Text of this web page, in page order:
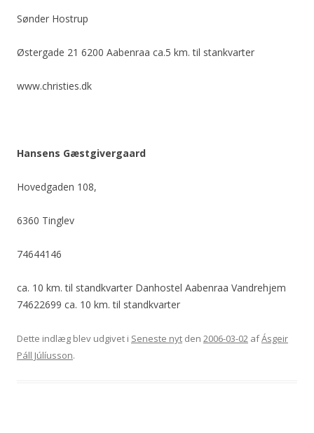
Sønder Hostrup
Østergade 21 6200 Aabenraa ca.5 km. til stankvarter
www.christies.dk
Hansens Gæstgivergaard
Hovedgaden 108,
6360 Tinglev
74644146
ca. 10 km. til standkvarter Danhostel Aabenraa Vandrehjem
74622699 ca. 10 km. til standkvarter
Dette indlæg blev udgivet i Seneste nyt den 2006-03-02 afÁsgeir
Páll Júlíusson.